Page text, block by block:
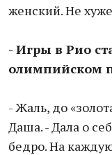
женский. Не
- Игры в Рио
олимпийском
- Жаль, до
Даша. - Дала о
бедро. На